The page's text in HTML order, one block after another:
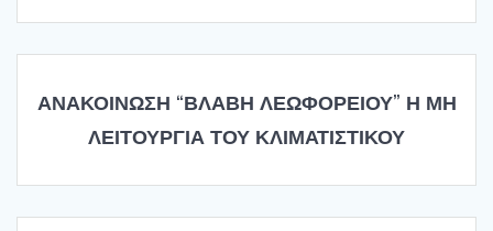
ΑΝΑΚΟΙΝΩΣΗ “ΒΛΑΒΗ ΛΕΩΦΟΡΕΙΟΥ” Η ΜΗ
ΛΕΙΤΟΥΡΓΙΑ ΤΟΥ ΚΛΙΜΑΤΙΣΤΙΚΟΥ